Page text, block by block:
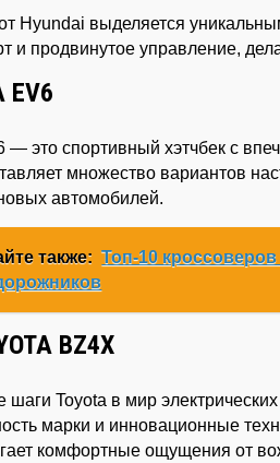
Hyundai выделяется
и продвинутое управление,
EV6
— это спортивный хэтчбек с
множество вариантов
автомобилей.
также: Топ-10
BZ4X
шаги Toyota в мир
марки и инновационные
комфортные ощущения от